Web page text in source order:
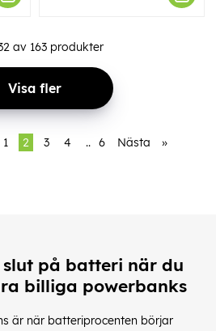
av 163produkter
Visa fler
1 2 3 4 .. 6 Nästa »
på batteri när du
billiga powerbanks
är när batteriprocenten börjar